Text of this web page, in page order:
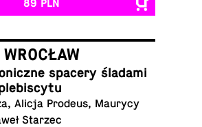
89 PLN
spacery śladami
Alicja Prodeus, Maurycy
Starzec